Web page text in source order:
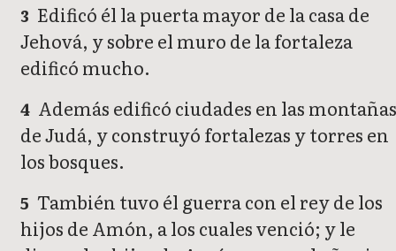
3 Edificó él la puerta mayor de la casa de
Jehová, y sobre el muro de la fortaleza
edificó mucho.
4 Además edificó ciudades en las
de Judá, y construyó fortalezas y torres en
los bosques.
5 También tuvo él guerra con el rey de los
hijos de Amón, a los cuales venció; y le